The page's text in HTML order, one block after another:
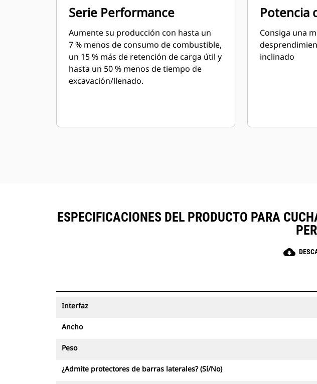
Serie Performance
Aumente su producción con hasta un
7 % menos de consumo de combustible,
un 15 % más de retención de carga útil y
hasta un 50 % menos de tiempo de
excavación/llenado.
Potencia
Consiga una
inclinado
ESPECIFICACIONES DEL PRODUCTO PARA
cloud_download
Interfaz
Ancho
Peso
¿Admite protectores de barras laterales? (Sí/No)